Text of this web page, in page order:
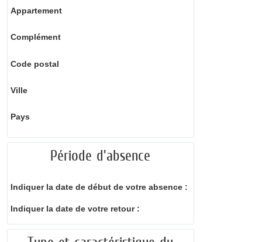
Appartement
Complément
Code postal
Ville
Pays
Période d'absence
Indiquer la date de début de votre absence :
Indiquer la date de votre retour :